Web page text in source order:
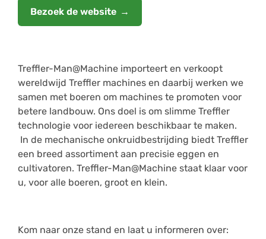
Bezoek de website
Treffler-Man@Machine importeert en verkoopt
wereldwijd Treffler machines en daarbij werken we
samen met boeren om machines te promoten voor
betere landbouw. Ons doel is om slimme Treffler
technologie voor iedereen beschikbaar te maken.
In de mechanische onkruidbestrijding biedt Treffler
een breed assortiment aan precisie eggen en
cultivatoren. Treffler-Man@Machine staat klaar voor
u, voor alle boeren, groot en klein.
Kom naar onze stand en laat u informeren over: